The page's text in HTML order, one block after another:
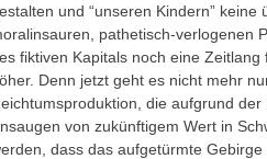
und “unseren Kindern”
pathetisch-verlogenen
fiktiven Kapitals noch eine
Denn jetzt geht es nicht mehr
die aufgrund
von zukünftigem Wert in
dass das aufgetürmte